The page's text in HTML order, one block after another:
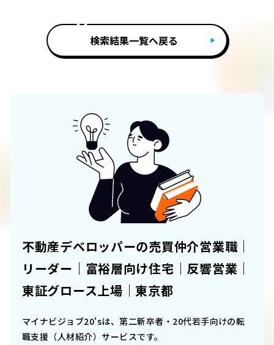
検索結果一覧へ戻る
不動産デベロッパーの売買仲介営業職｜
リーダー｜富裕層向け住宅｜反響営業｜
東証グロース上場｜東京都
マイナビジョブ20'sは、第二新卒者・20代若手向けの転
職支援（人材紹介）サービスです。